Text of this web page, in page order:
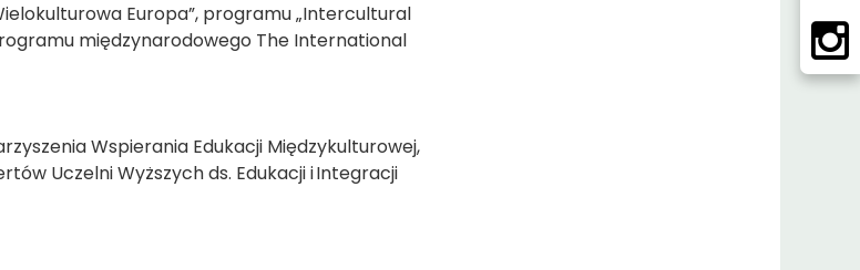
Europa”, programu „Intercultural
międzynarodowego The International
Wspierania Edukacji Międzykulturowej,
Uczelni Wyższych ds. Edukacji i Integracji